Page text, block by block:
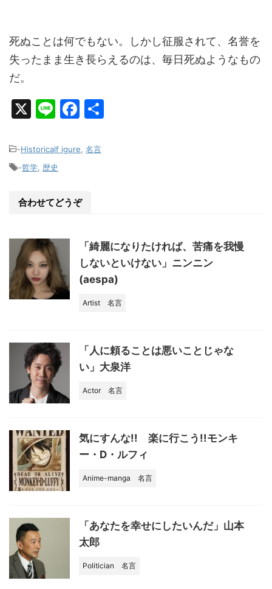
死ぬことは何でもない。しかし征服されて、名誉を
失ったまま生き長らえるのは、毎日死ぬようなもの
だ。
X
Li
e
F
c
o
k
-Historicalf igure 名言
-哲学 歴史
合わせてどうぞ
「綺麗になりたければ、苦痛を我慢
しないといけない」ニンニン
(aespa)
Artist 名言
「人に頼ることは悪いことじゃな
い」大泉洋
Actor 名言
気にすんな!! 楽に行こう!!モンキ
ー・D・ルフィ
Anime-manga 名言
「あなたを幸せにしたいんだ」山本
太郎
Politician 名言